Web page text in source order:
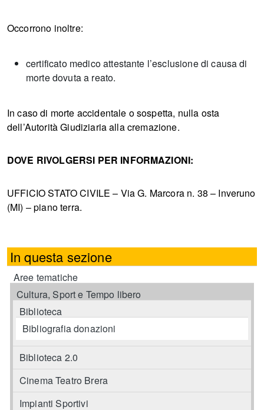
Occorrono inoltre:
certificato medico attestante l’esclusione di causa di
morte dovuta a reato.
In caso di morte accidentale o sospetta, nulla osta
dell’Autorità Giudiziaria alla cremazione.
DOVE RIVOLGERSI PER INFORMAZIONI:
UFFICIO STATO CIVILE – Via G. Marcora n. 38 – Inveruno
(MI) – piano terra.
In questa sezione
Aree tematiche
Cultura, Sport e Tempo libero
Biblioteca
Bibliografia donazioni
Biblioteca 2.0
Cinema Teatro Brera
Impianti Sportivi